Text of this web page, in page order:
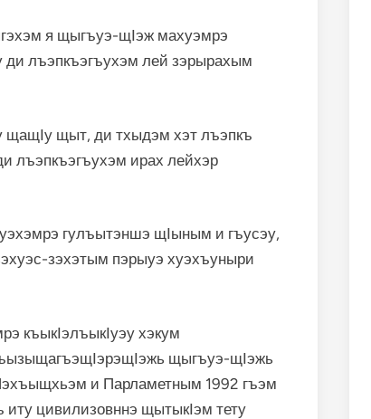
я щыгъуэ-щӀэж махуэмрэ
лъэпкъэгъухэм лей зэрырахым
щащӀу щыт, ди тхыдэм хэт лъэпкъ
ирах лейхэр
гулъытэншэ щӀыным и гъусэу,
зэхэтым пэрыуэ хуэхъуныри
къыкӀэлъыкӀуэу хэкум
щыгъуэ-щӀэжь
и Парламетным 1992 гъэм
цивилизовннэ щытыкӀэм тету